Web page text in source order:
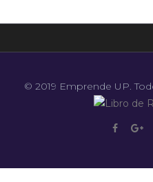
© 2019 Emprende UP.